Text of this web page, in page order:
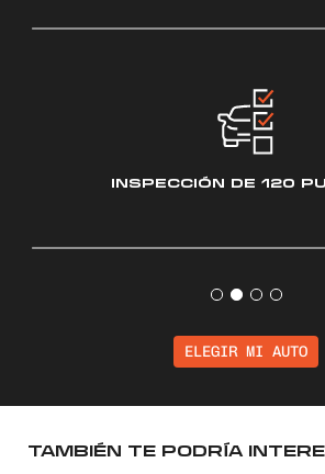
INSPECCIÓN DE 120
ELEGIR MI AUTO
TAMBIÉN TE PODRÍA